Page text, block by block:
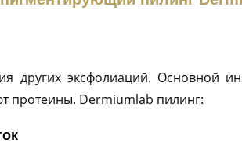
других эксфолиаций. Основной
протеины. Dermiumlab пилинг: